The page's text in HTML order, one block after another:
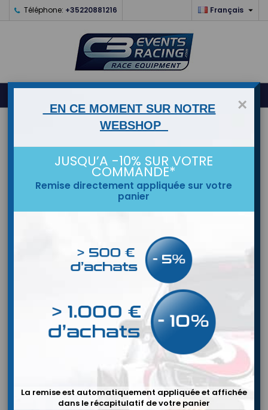
Téléphone: +35220881216 Français 
0
×
EN CE MOMENT SUR NOTRE
WEBSHOP
JUSQU’A -10% SUR VOTRE
COMMANDE*
Remise directement appliquée sur votre
panier
La remise est automatiquement appliquée et affichée
dans le récapitulatif de votre panier